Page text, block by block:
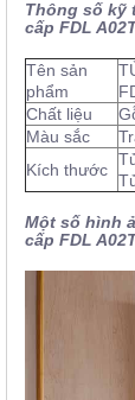
Thông số kỹ
cấp FDL
Tên sản
phẩm
Chất liệu
Màu sắc
Kích thước
Một số hình
cấp FDL